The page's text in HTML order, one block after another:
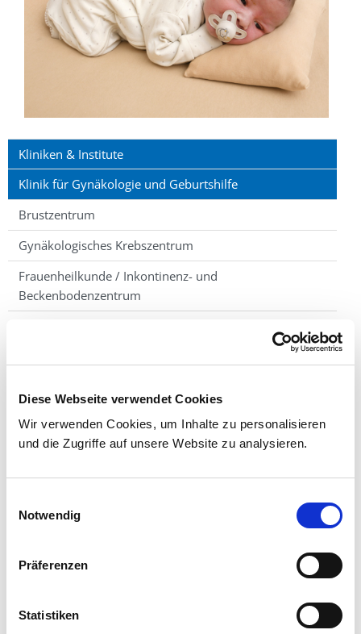
Diese Webseite verwendet Cookies
Wir verwenden Cookies, um Inhalte zu personalisieren
und die Zugriffe auf unsere Website zu analysieren.
Notwendig
Präferenzen
Statistiken
Kliniken & Institute
Klinik für Gynäkologie und Geburtshilfe
Brustzentrum
Gynäkologisches Krebszentrum
Frauenheilkunde / Inkontinenz- und
Beckenbodenzentrum
Storchentafel
Kontakt
MARIENBABY